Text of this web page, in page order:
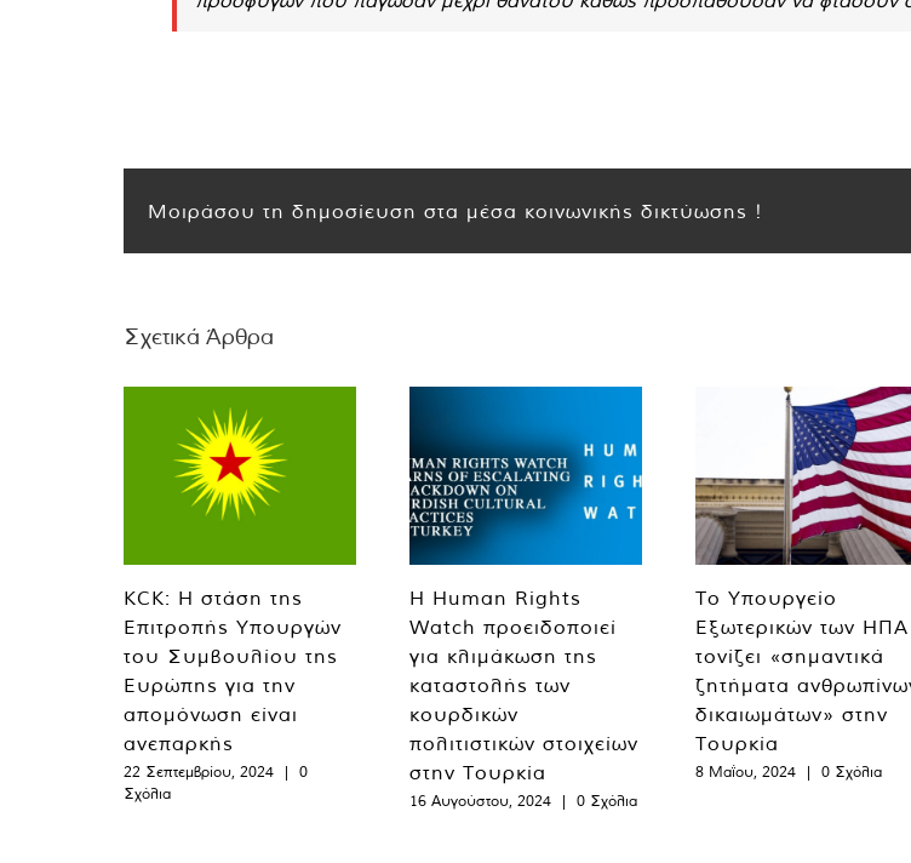
Μοιράσου τη δημοσίευση στα μέσα κοινωνικής δικτύωσης !
Σχετικά Άρθρα
KCK: Η στάση της
Επιτροπής Υπουργών
του Συμβουλίου της
Ευρώπης για την
απομόνωση είναι
ανεπαρκής
22 Σεπτεμβρίου, 2024 |
0
Σχόλια
Η Human Rights
Watch προειδοποιεί
για κλιμάκωση της
καταστολής των
κουρδικών
πολιτιστικών στοιχείων
στην Τουρκία
16 Αυγούστου, 2024 | 0 Σχόλια
Το Υπουργείο
Εξωτερικών των ΗΠΑ
τονίζει «σημαντικά
ζητήματα
δικαιωμάτων» στην
Τουρκία
8 Μαΐου, 2024 | 0 Σχόλια